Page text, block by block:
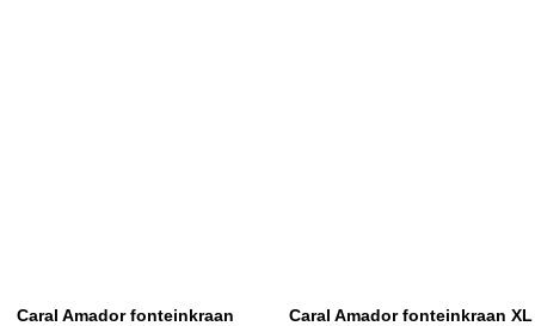
Caral Amador fonteinkraan
Caral Amador fonteinkraan XL